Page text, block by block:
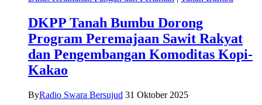
DKPP Tanah Bumbu Dorong
Program Peremajaan Sawit Rakyat
dan Pengembangan Komoditas Kopi-
Kakao
ByRadio Swara Bersujud 31 Oktober 2025